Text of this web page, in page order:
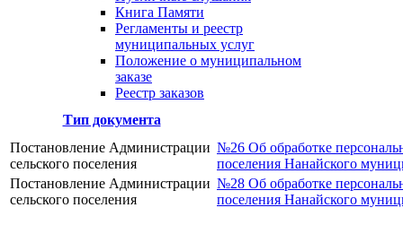
Книга Памяти
Регламенты и реестр
муниципальных услуг
Положение о муниципальном
заказе
Реестр заказов
Тип документа
Постановление Администрации
сельского поселения
№26 Об обработке
поселения Нанайского
Постановление Администрации
сельского поселения
№28 Об обработке
поселения Нанайского